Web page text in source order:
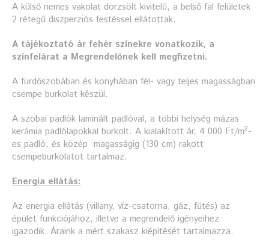
A külső nemes vakolat dörzsölt kivitelű, a belső fal felületek
2 rétegű diszperziós festéssel ellátottak.
A tájékoztató ár fehér színekre vonatkozik, a
színfelárat a Megrendelőnek kell megfizetni.
A fürdőszobában és konyhában fél- vagy teljes magasságban
csempe burkolat készül.
A szobai padlók laminált padlóval, a többi helység mázas
kerámia padlólapokkal burkolt. A kialakított ár, 4 000 Ft/m2-
es padló, és közép magasságig (130 cm) rakott
csempeburkolatot tartalmaz.
Energia ellátás:
Az energia ellátás (villany, víz-csatorna, gáz, fűtés) az
épület funkciójához, illetve a megrendelő igényeihez
igazodik. Áraink a mért szakasz kiépítését tartalmazza.